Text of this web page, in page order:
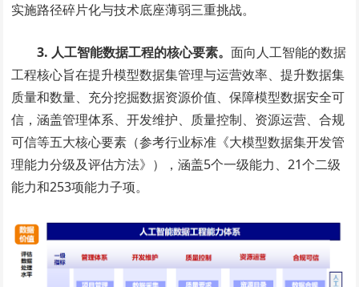
实施路径碎片化与技术底座薄弱三重挑战。
3. 人工智能数据工程的核心要素。面向人工智能的数据
工程核心旨在提升模型数据集管理与运营效率、提升数据集
质量和数量、充分挖掘数据资源价值、保障模型数据安全可
信，涵盖管理体系、开发维护、质量控制、资源运营、合规
可信等五大核心要素（参考行业标准《大模型数据集开发管
理能力分级及评估方法》），涵盖5个一级能力、21个二级
能力和253项能力子项。